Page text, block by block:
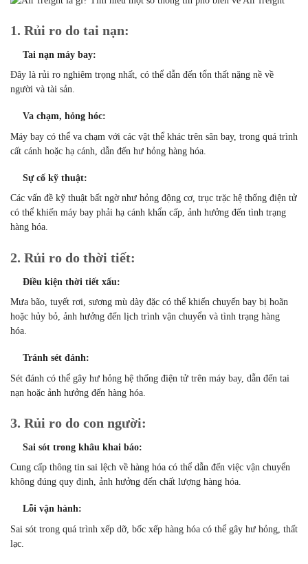
1. Rủi ro do tai nạn:
Tai nạn máy bay:
Đây là rủi ro nghiêm trọng nhất, có thể dẫn đến tổn thất nặng nề về
người và tài sản.
Va chạm, hỏng hóc:
Máy bay có thể va chạm với các vật thể khác trên sân bay, trong quá trình
cất cánh hoặc hạ cánh, dẫn đến hư hỏng hàng hóa.
Sự cố kỹ thuật:
Các vấn đề kỹ thuật bất ngờ như hỏng động cơ, trục trặc hệ thống điện tử
có thể khiến máy bay phải hạ cánh khẩn cấp, ảnh hưởng đến tình trạng
hàng hóa.
2. Rủi ro do thời tiết:
Điều kiện thời tiết xấu:
Mưa bão, tuyết rơi, sương mù dày đặc có thể khiến chuyến bay bị hoãn
hoặc hủy bỏ, ảnh hưởng đến lịch trình vận chuyển và tình trạng hàng
hóa.
Tránh sét đánh:
Sét đánh có thể gây hư hỏng hệ thống điện tử trên máy bay, dẫn đến tai
nạn hoặc ảnh hưởng đến hàng hóa.
3. Rủi ro do con người:
Sai sót trong khâu khai báo:
Cung cấp thông tin sai lệch về hàng hóa có thể dẫn đến việc vận chuyển
không đúng quy định, ảnh hưởng đến chất lượng hàng hóa.
Lỗi vận hành:
Sai sót trong quá trình xếp dỡ, bốc xếp hàng hóa có thể gây hư hỏng, thất
lạc.